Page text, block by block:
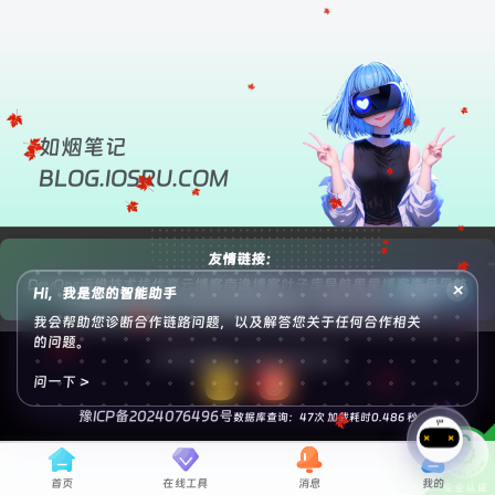
首页 在线工具 消息 我的
如烟笔记
BLOG.IOSRU.COM
友情链接：
DevOps运维技术栈优享云博客 南逸博客 叶子库导航
壹号导航
小妖客栈 悟饭源码 苏晨拾光蛙鸟
申请友链
© 2025 如烟笔记 All Rights Reserved.
豫ICP备2024076496号数据库查询：47次 加载耗时0.486 秒
×
Hi，我是您的智能助手
我会帮助您诊断合作链路问题，以及解答您关于任何合作相关
的问题。
问一下 >